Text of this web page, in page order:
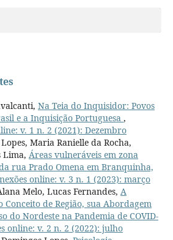
Na Teia do Inquisidor: Povos
e a Inquisição Portuguesa ,
v. 1 n. 2 (2021): Dezembro
Maria Ranielle da Rocha,
Lima, Áreas vulneráveis em zona
rua Prado Omena em Branquinha,
online: v. 3 n. 1 (2023): março
Melo, Lucas Fernandes, A
de Região, sua Abordagem
do Nordeste na Pandemia de COVID-
online: v. 2 n. 2 (2022): julho